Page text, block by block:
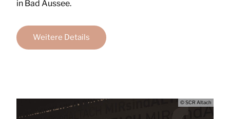
in Bad Aussee.
Weitere Details
© SCR Altach